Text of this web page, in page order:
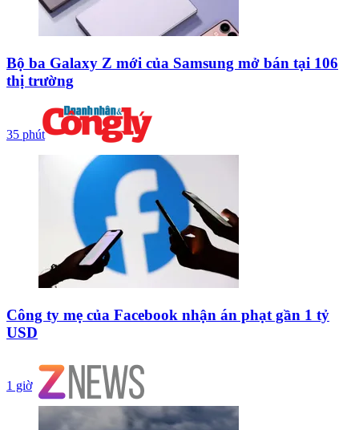
Bộ ba Galaxy Z mới của Samsung mở bán tại 106
thị trường
35 phút
Công ty mẹ của Facebook nhận án phạt gần 1 tỷ
USD
1 giờ